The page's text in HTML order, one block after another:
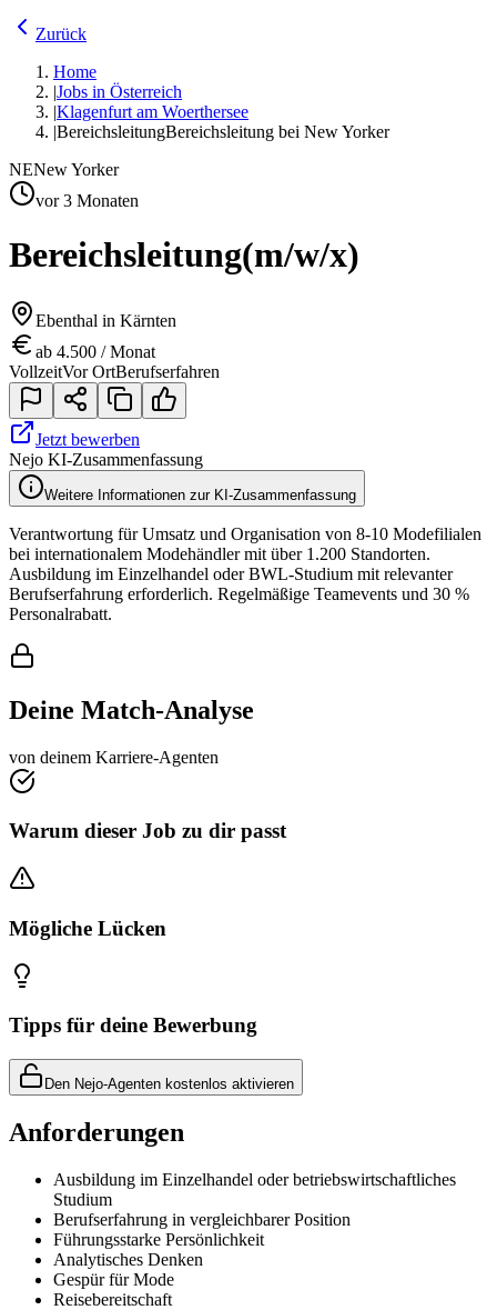
Zurück
Home
|Jobs in Österreich
|Klagenfurt am Woerthersee
|BereichsleitungBereichsleitung bei New Yorker
NENew Yorker
vor 3 Monaten
Bereichsleitung(m/w/x)
Ebenthal in Kärnten
ab 4.500 / Monat
VollzeitVor OrtBerufserfahren
Jetzt bewerben
Nejo KI-Zusammenfassung
Weitere Informationen zur KI-Zusammenfassung
Verantwortung für Umsatz und Organisation von 8-10 Modefilialen
bei internationalem Modehändler mit über 1.200 Standorten.
Ausbildung im Einzelhandel oder BWL-Studium mit relevanter
Berufserfahrung erforderlich. Regelmäßige Teamevents und 30 %
Personalrabatt.
Deine Match-Analyse
von deinem Karriere-Agenten
Warum dieser Job zu dir passt
Mögliche Lücken
Tipps für deine Bewerbung
Den Nejo-Agenten kostenlos aktivieren
Anforderungen
Ausbildung im Einzelhandel oder betriebswirtschaftliches
Studium
Berufserfahrung in vergleichbarer Position
Führungsstarke Persönlichkeit
Analytisches Denken
Gespür für Mode
Reisebereitschaft